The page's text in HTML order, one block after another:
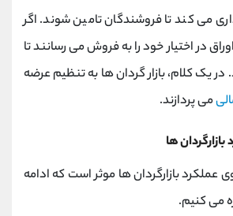
می کند تا فروشندگان تامین شوند. اگر
در اختیار خود را به فروش می رسانند تا
یک کلام، بازار گردان ها به تنظیم عرضه
می پردازند.
ها
عملکرد بازارگردان ها موثر است که ادامه
می کنیم.